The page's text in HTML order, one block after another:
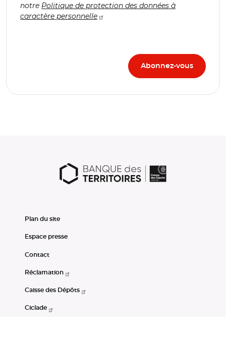
notre Politique de protection des données à
caractère personnelle
Plan du site
Espace presse
Contact
Réclamation
Caisse des Dépôts
Ciclade